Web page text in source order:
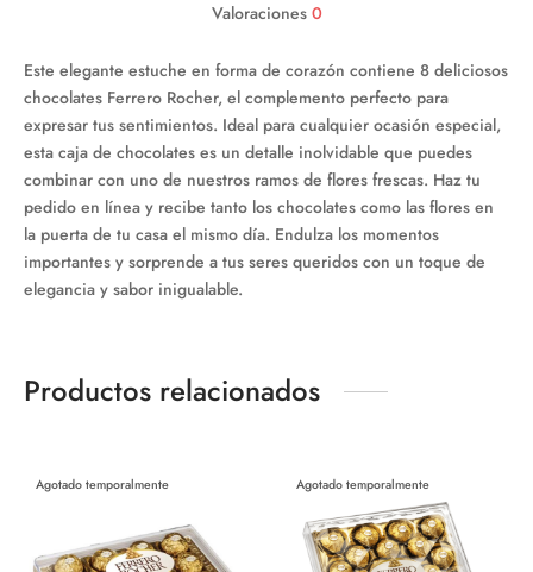
Valoraciones 0
Este elegante estuche en forma de corazón contiene 8 deliciosos
chocolates Ferrero Rocher, el complemento perfecto para
expresar tus sentimientos. Ideal para cualquier ocasión especial,
esta caja de chocolates es un detalle inolvidable que puedes
combinar con uno de nuestros ramos de flores frescas. Haz tu
pedido en línea y recibe tanto los chocolates como las flores en
la puerta de tu casa el mismo día. Endulza los momentos
importantes y sorprende a tus seres queridos con un toque de
elegancia y sabor inigualable.
Productos relacionados
Agotado temporalmente Agotado temporalmente